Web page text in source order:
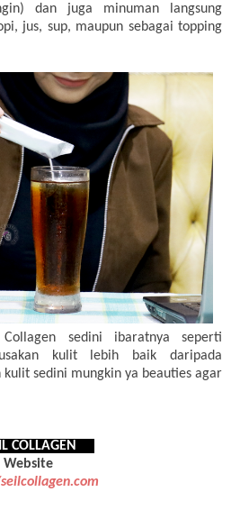
dan juga minuman langsung
jus, sup, maupun sebagai topping
Collagen sedini ibaratnya seperti
kulit lebih baik daripada
sedini mungkin ya beauties agar
COLLAGEN
Website